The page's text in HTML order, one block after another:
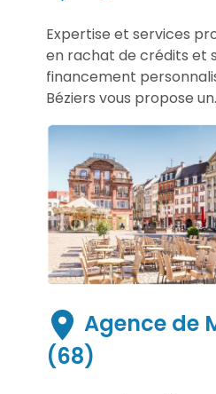
Expertise et services
en rachat de crédits et
financement
Béziers vous propose
Agence de
(68)